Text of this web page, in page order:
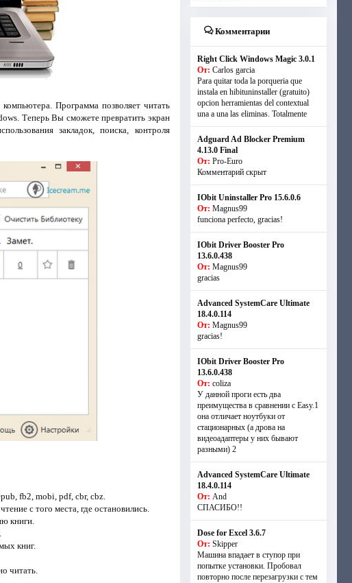
Программа позволяет читать
Теперь Вы сможете превратить экран
закладок, поиска, контроля
fb2, mobi, pdf, cbr, cbz.
с того места, где остановились.
книги.
книг.
читать.
Комментарии
Right Click Windows Magic 3.0.1
От: Carlos garcia
Para quitar toda la porqueria que
instala en hibituninstaller (gratuito)
opcion herramientas del contextual
una a una las eliminas. Totalmente
Adguard Ad Blocker Premium
4.13.0 Final
От: Pro-Euro
Комментарий скрыт
IObit Uninstaller Pro 15.6.0.6
От: Magnus99
funciona perfecto, gracias!
IObit Driver Booster Pro
13.6.0.438
От: Magnus99
gracias
Advanced SystemCare Ultimate
18.4.0.114
От: Magnus99
gracias!
IObit Driver Booster Pro
13.6.0.438
От: coliza
У данной проги есть два
преимущества в сравнении с Easy.1
она отличает ноутбуки от
стационарных (а дрова на
видеоадаптеры у них бывают
разными) 2
Advanced SystemCare Ultimate
18.4.0.114
От: And
СПАСИБО!!
Dose for Excel 3.6.7
От: Skipper
Машина впадает в ступор при
попытке установки. Пробовал
повторно после перезагрузки с тем